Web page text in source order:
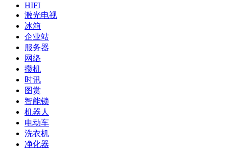
HIFI
激光电视
冰箱
企业站
服务器
网络
攒机
时讯
图赏
智能锁
机器人
电动车
洗衣机
净化器